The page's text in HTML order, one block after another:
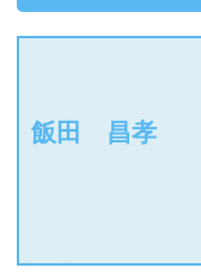
飯田 昌孝